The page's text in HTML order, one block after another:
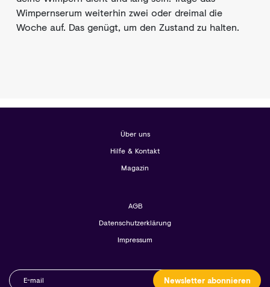
Wimpernserum weiterhin zwei oder dreimal die
Woche auf. Das genügt, um den Zustand zu halten.
Über uns
Hilfe & Kontakt
Magazin
AGB
Datenschutzerklärung
Impressum
Newsletter abonnieren